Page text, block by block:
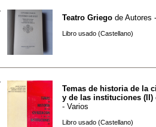
Teatro Griego de Autores
Libro usado (Castellano)
Temas de historia de la
y de las instituciones (II)
- Varios
Libro usado (Castellano)